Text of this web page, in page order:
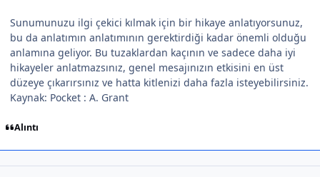
Sunumunuzu ilgi çekici kılmak için bir hikaye anlatıyorsunuz,
bu da anlatımın anlatımının gerektirdiği kadar önemli olduğu
anlamına geliyor. Bu tuzaklardan kaçının ve sadece daha iyi
hikayeler anlatmazsınız, genel mesajınızın etkisini en üst
düzeye çıkarırsınız ve hatta kitlenizi daha fazla isteyebilirsiniz.
Kaynak: Pocket : A. Grant
Alıntı